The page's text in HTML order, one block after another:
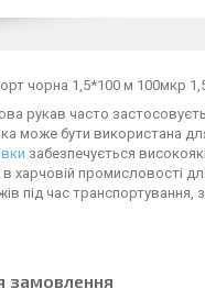
чорна 1,5*100 м 100мкр
рукав часто
може бути використана
забезпечується
харчовій промисловості
під час транспортування,
замовлення